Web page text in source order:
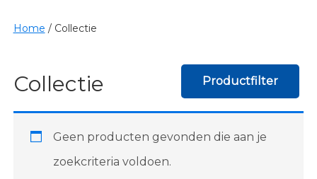
Productfilter
Home / Collectie
Collectie
Geen producten gevonden die aan je
zoekcriteria voldoen.